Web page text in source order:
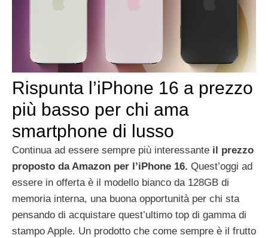
Rispunta l’iPhone 16 a prezzo
più basso per chi ama
smartphone di lusso
Continua ad essere sempre più interessante il prezzo
proposto da Amazon per l’iPhone 16. Quest’oggi ad
essere in offerta è il modello bianco da 128GB di
memoria interna, una buona opportunità per chi sta
pensando di acquistare quest’ultimo top di gamma di
stampo Apple. Un prodotto che come sempre è il frutto